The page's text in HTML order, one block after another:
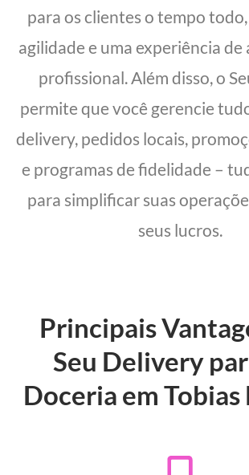
para os clientes o tempo
agilidade e uma experiência
profissional. Além disso, o
permite que você gerencie
delivery, pedidos locais,
e programas de fidelidade –
para simplificar suas
seus lucros.
Principais
Seu Delivery
Doceria em